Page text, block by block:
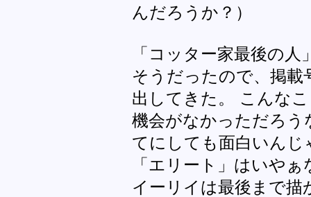
んだろうか？）
「コッター家最後の
そうだったので、掲
出してきた。 こんな
機会がなかっただろ
てにしても面白いんじ
「エリート」はいや
イーリイは最後まで